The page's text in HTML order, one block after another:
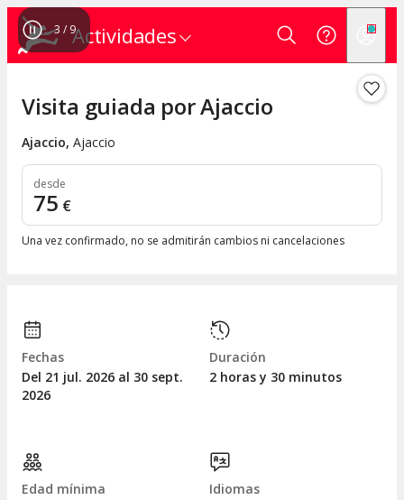
Actividades
3 / 9
Visita guiada por Ajaccio
Ajaccio, Ajaccio
desde
75 €
Una vez confirmado, no se admitirán cambios ni cancelaciones
Fechas
Del 21 jul. 2026 al 30 sept.
2026
Duración
2 horas y 30 minutos
Edad mínima
Idiomas